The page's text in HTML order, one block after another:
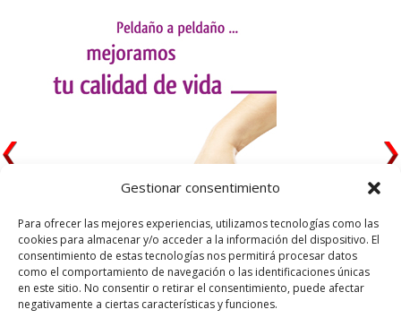
Gestionar consentimiento
Para ofrecer las mejores experiencias, utilizamos tecnologías como las
cookies para almacenar y/o acceder a la información del dispositivo. El
consentimiento de estas tecnologías nos permitirá procesar datos
como el comportamiento de navegación o las identificaciones únicas
en este sitio. No consentir o retirar el consentimiento, puede afectar
negativamente a ciertas características y funciones.